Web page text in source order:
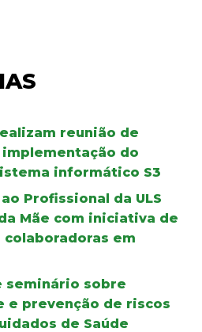
reunião de
do
informático S3
Profissional da ULS
Mãe com iniciativa de
em
seminário sobre
e prevenção de riscos
de Saúde